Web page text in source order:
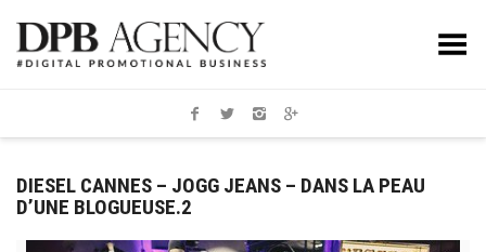
Toggle Menu
DIESEL CANNES – JOGG JEANS – DANS LA PEAU
D’UNE BLOGUEUSE.2